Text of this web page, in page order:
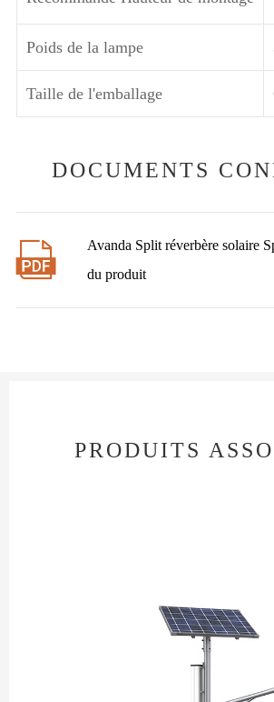
Poids de la lampe
Taille de l'emballage
DOCUMENTS

Avanda Split réverbère solaire
du produit
PRODUITS